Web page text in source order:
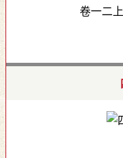
卷一二